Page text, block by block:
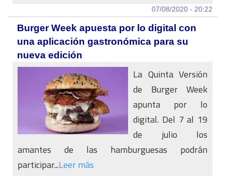
07/08/2020 - 20:22
Burger Week apuesta por lo digital con
una aplicación gastronómica para su
nueva edición
La Quinta Versión
de Burger Week
apunta por lo
digital. Del 7 al 19
de julio los
amantes de las hamburguesas podrán
participar...Leer más